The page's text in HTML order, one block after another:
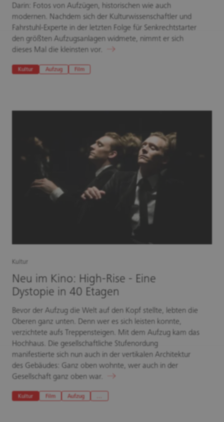
Darin: Fotos von Aufzügen, historischen wie auch
modernen. Nachdem sich der Kulturwissenschaftler und
Fahrstuhl-Experte in der letzten Folge für Senkrechtstarter
den größten Aufzugsanlagen widmete, nimmt er sich
dieses Mal die kleinsten vor.
Kultur Aufzug Film
Kultur
Neu im Kino: High-Rise - Eine
Dystopie in 40 Etagen
Bevor der Aufzug die Welt auf den Kopf stellte, lebten die
Oberen ganz unten. Denn wer es sich leisten konnte,
verzichtete aufs Treppensteigen. Mit dem Aufzug kam das
Hochhaus. Die gesellschaftliche Stufenordung
manifestierte sich nun auch in der vertikalen Architektur
des Gebäudes: Ganz oben wohnte, wer auch in der
Gesellschaft ganz oben war.
Kultur Film Aufzug